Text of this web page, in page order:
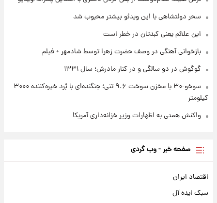
تصاویر کمتر دیده‌شده از شهیدان حاجی‌زاده و
سحر دولتشاهی با این ویدئو بیشتر محبوب شد
این علائم یعنی کبدتان در خطر است
بازخوانی آهنگی در وصف حضرت زهرا توسط شادمهر + فیلم
گوگوش در دو سالگی و در کنار مادرش؛ سال ۱۳۳۱
سوخو-۳۰ با مخزن سوخت ۹.۶ تنی؛ جنگنده‌ای با بُرد خیره‌کننده ۳۰۰۰
کیلومتر
واکنش همتی به اظهارات وزیر خزانه‌داری آمریکا
صفحه خبر - وب گردی
اقتصاد ایران
سبک ایده آل